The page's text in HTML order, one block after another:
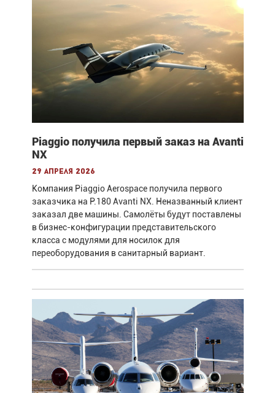
Piaggio получила первый заказ на Avanti
NX
29 апреля 2026
Компания Piaggio Aerospace получила первого
заказчика на P.180 Avanti NX. Неназванный клиент
заказал две машины. Самолёты будут поставлены
в бизнес-конфигурации представительского
класса с модулями для носилок для
переоборудования в санитарный вариант.